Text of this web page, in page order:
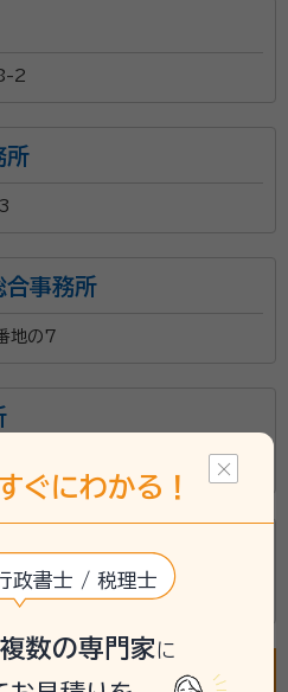
2
所
合事務所
地の7
所
神明下54-1
ぐにわかる！
政書士 / 税理士
数の専門家に